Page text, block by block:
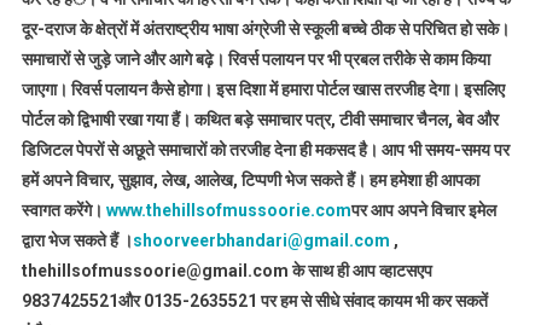
दूर-दराज के क्षेत्रों में अंतराष्ट्रीय भाषा अंग्रेजी से स्कूली बच्चे ठीक से परिचित हो सके।
समाचारों से जुड़े जाने और आगे बढ़े। रिवर्स पलायन पर भी प्रबल तरीके से काम किया
जाएगा। रिवर्स पलायन कैसे होगा। इस दिशा में हमारा पोर्टल खास तरजीह देगा। इसलिए
पोर्टल को द्विभाषी रखा गया हैं। कथित बड़े समाचार पत्र, टीवी समाचार चैनल, बेव और
डिजिटल पेपरों से अछूते समाचारों को तरजीह देना ही मकसद है। आप भी समय-समय पर
हमें अपने विचार, सुझाव, लेख, आलेख, टिप्पणी भेज सकते हैं। हम हमेशा ही आपका
स्वागत करेंगे। www.thehillsofmussoorie.comपर आप अपने विचार इमेल
द्वारा भेज सकते हैं ।shoorveerbhandari@gmail.com ,
thehillsofmussoorie@gmail.com के साथ ही आप व्हाटसएप
9837425521और 0135-2635521 पर हम से सीधे संवाद कायम भी कर सकतें